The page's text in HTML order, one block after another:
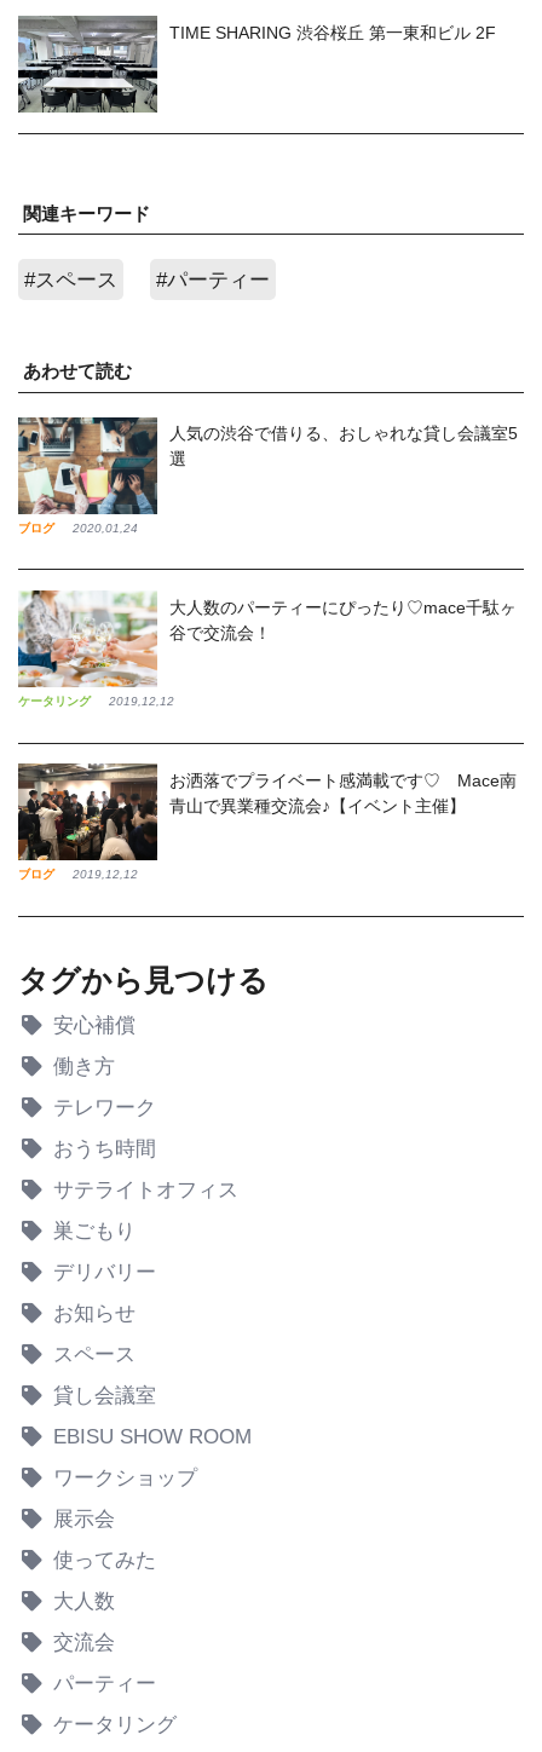
TIME SHARING 渋谷桜丘 第一東和ビル 2F
関連キーワード
#スペース #パーティー
あわせて読む
ブログ 2020,01,24
人気の渋谷で借りる、おしゃれな貸し会議室5
選
ケータリング 2019,12,12
大人数のパーティーにぴったり♡mace千駄ヶ
谷で交流会！
ブログ 2019,12,12
お洒落でプライベート感満載です♡ Mace南
青山で異業種交流会♪【イベント主催】
タグから見つける
安心補償
働き方
テレワーク
おうち時間
サテライトオフィス
巣ごもり
デリバリー
お知らせ
スペース
貸し会議室
EBISU SHOW ROOM
ワークショップ
展示会
使ってみた
大人数
交流会
パーティー
ケータリング